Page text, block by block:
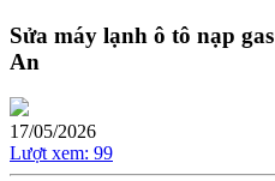
Sửa máy lạnh ô tô nạp
An
17/05/2026
Lượt xem: 99